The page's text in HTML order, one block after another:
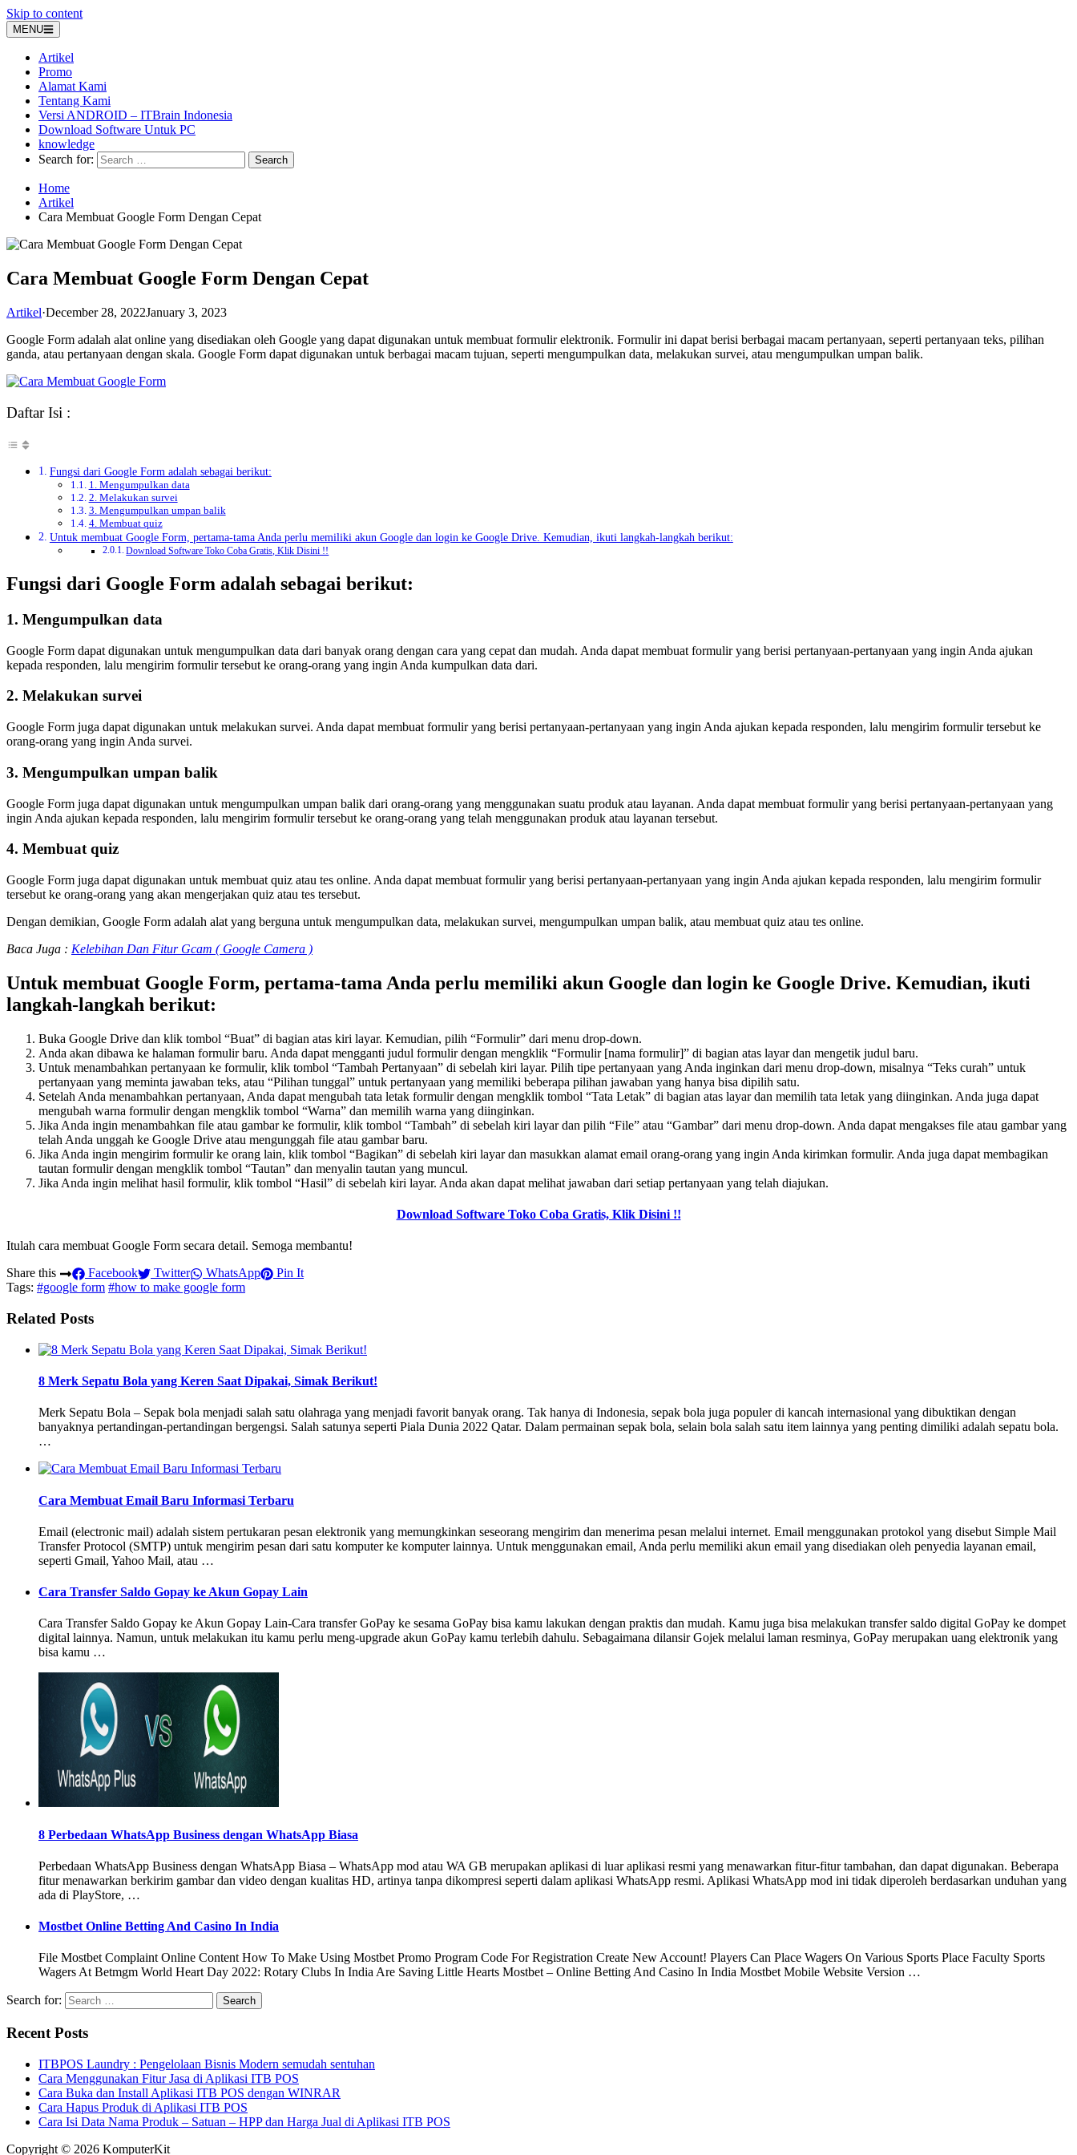
Skip to content
MENU
Artikel
Promo
Alamat Kami
Tentang Kami
Versi ANDROID – ITBrain Indonesia
Download Software Untuk PC
knowledge
Search for:
Home
Artikel
Cara Membuat Google Form Dengan Cepat
Cara Membuat Google Form Dengan Cepat
Artikel·December 28, 2022January 3, 2023
Google Form adalah alat online yang disediakan oleh Google yang dapat digunakan untuk membuat formulir elektronik. Formulir ini dapat berisi berbagai macam pertanyaan, seperti pertanyaan teks, pilihan
ganda, atau pertanyaan dengan skala. Google Form dapat digunakan untuk berbagai macam tujuan, seperti mengumpulkan data, melakukan survei, atau mengumpulkan umpan balik.
Daftar Isi :
Fungsi dari Google Form adalah sebagai berikut:
1. Mengumpulkan data
2. Melakukan survei
3. Mengumpulkan umpan balik
4. Membuat quiz
Untuk membuat Google Form, pertama-tama Anda perlu memiliki akun Google dan login ke Google Drive. Kemudian, ikuti langkah-langkah berikut:
Download Software Toko Coba Gratis, Klik Disini !!
Fungsi dari Google Form adalah sebagai berikut:
1. Mengumpulkan data
Google Form dapat digunakan untuk mengumpulkan data dari banyak orang dengan cara yang cepat dan mudah. Anda dapat membuat formulir yang berisi pertanyaan-pertanyaan yang ingin Anda ajukan
kepada responden, lalu mengirim formulir tersebut ke orang-orang yang ingin Anda kumpulkan data dari.
2. Melakukan survei
Google Form juga dapat digunakan untuk melakukan survei. Anda dapat membuat formulir yang berisi pertanyaan-pertanyaan yang ingin Anda ajukan kepada responden, lalu mengirim formulir tersebut ke
orang-orang yang ingin Anda survei.
3. Mengumpulkan umpan balik
Google Form juga dapat digunakan untuk mengumpulkan umpan balik dari orang-orang yang menggunakan suatu produk atau layanan. Anda dapat membuat formulir yang berisi pertanyaan-pertanyaan yang
ingin Anda ajukan kepada responden, lalu mengirim formulir tersebut ke orang-orang yang telah menggunakan produk atau layanan tersebut.
4. Membuat quiz
Google Form juga dapat digunakan untuk membuat quiz atau tes online. Anda dapat membuat formulir yang berisi pertanyaan-pertanyaan yang ingin Anda ajukan kepada responden, lalu mengirim formulir
tersebut ke orang-orang yang akan mengerjakan quiz atau tes tersebut.
Dengan demikian, Google Form adalah alat yang berguna untuk mengumpulkan data, melakukan survei, mengumpulkan umpan balik, atau membuat quiz atau tes online.
Baca Juga : Kelebihan Dan Fitur Gcam ( Google Camera )
Untuk membuat Google Form, pertama-tama Anda perlu memiliki akun Google dan login ke Google Drive. Kemudian, ikuti
langkah-langkah berikut:
Buka Google Drive dan klik tombol “Buat” di bagian atas kiri layar. Kemudian, pilih “Formulir” dari menu drop-down.
Anda akan dibawa ke halaman formulir baru. Anda dapat mengganti judul formulir dengan mengklik “Formulir [nama formulir]” di bagian atas layar dan mengetik judul baru.
Untuk menambahkan pertanyaan ke formulir, klik tombol “Tambah Pertanyaan” di sebelah kiri layar. Pilih tipe pertanyaan yang Anda inginkan dari menu drop-down, misalnya “Teks curah” untuk
pertanyaan yang meminta jawaban teks, atau “Pilihan tunggal” untuk pertanyaan yang memiliki beberapa pilihan jawaban yang hanya bisa dipilih satu.
Setelah Anda menambahkan pertanyaan, Anda dapat mengubah tata letak formulir dengan mengklik tombol “Tata Letak” di bagian atas layar dan memilih tata letak yang diinginkan. Anda juga dapat
mengubah warna formulir dengan mengklik tombol “Warna” dan memilih warna yang diinginkan.
Jika Anda ingin menambahkan file atau gambar ke formulir, klik tombol “Tambah” di sebelah kiri layar dan pilih “File” atau “Gambar” dari menu drop-down. Anda dapat mengakses file atau gambar yang
telah Anda unggah ke Google Drive atau mengunggah file atau gambar baru.
Jika Anda ingin mengirim formulir ke orang lain, klik tombol “Bagikan” di sebelah kiri layar dan masukkan alamat email orang-orang yang ingin Anda kirimkan formulir. Anda juga dapat membagikan
tautan formulir dengan mengklik tombol “Tautan” dan menyalin tautan yang muncul.
Jika Anda ingin melihat hasil formulir, klik tombol “Hasil” di sebelah kiri layar. Anda akan dapat melihat jawaban dari setiap pertanyaan yang telah diajukan.
Download Software Toko Coba Gratis, Klik Disini !!
Itulah cara membuat Google Form secara detail. Semoga membantu!
Share this
Facebook Twitter WhatsApp
Pin It
Tags: #google form #how to make google form
Related Posts
8 Merk Sepatu Bola yang Keren Saat Dipakai, Simak Berikut!
Merk Sepatu Bola – Sepak bola menjadi salah satu olahraga yang menjadi favorit banyak orang. Tak hanya di Indonesia, sepak bola juga populer di kancah internasional yang dibuktikan dengan
banyaknya pertandingan-pertandingan bergengsi. Salah satunya seperti Piala Dunia 2022 Qatar. Dalam permainan sepak bola, selain bola salah satu item lainnya yang penting dimiliki adalah sepatu bola.
…
Cara Membuat Email Baru Informasi Terbaru
Email (electronic mail) adalah sistem pertukaran pesan elektronik yang memungkinkan seseorang mengirim dan menerima pesan melalui internet. Email menggunakan protokol yang disebut Simple Mail
Transfer Protocol (SMTP) untuk mengirim pesan dari satu komputer ke komputer lainnya. Untuk menggunakan email, Anda perlu memiliki akun email yang disediakan oleh penyedia layanan email,
seperti Gmail, Yahoo Mail, atau …
Cara Transfer Saldo Gopay ke Akun Gopay Lain
Cara Transfer Saldo Gopay ke Akun Gopay Lain-Cara transfer GoPay ke sesama GoPay bisa kamu lakukan dengan praktis dan mudah. Kamu juga bisa melakukan transfer saldo digital GoPay ke dompet
digital lainnya. Namun, untuk melakukan itu kamu perlu meng-upgrade akun GoPay kamu terlebih dahulu. Sebagaimana dilansir Gojek melalui laman resminya, GoPay merupakan uang elektronik yang
bisa kamu …
8 Perbedaan WhatsApp Business dengan WhatsApp Biasa
Perbedaan WhatsApp Business dengan WhatsApp Biasa – WhatsApp mod atau WA GB merupakan aplikasi di luar aplikasi resmi yang menawarkan fitur-fitur tambahan, dan dapat digunakan. Beberapa
fitur menawarkan berkirim gambar dan video dengan kualitas HD, artinya tanpa dikompresi seperti dalam aplikasi WhatsApp resmi. Aplikasi WhatsApp mod ini tidak diperoleh berdasarkan unduhan yang
ada di PlayStore, …
Mostbet Online Betting And Casino In India
File Mostbet Complaint Online Content How To Make Using Mostbet Promo Program Code For Registration Create New Account! Players Can Place Wagers On Various Sports Place Faculty Sports
Wagers At Betmgm World Heart Day 2022: Rotary Clubs In India Are Saving Little Hearts Mostbet – Online Betting And Casino In India Mostbet Mobile Website Version …
Search for:
Recent Posts
ITBPOS Laundry : Pengelolaan Bisnis Modern semudah sentuhan
Cara Menggunakan Fitur Jasa di Aplikasi ITB POS
Cara Buka dan Install Aplikasi ITB POS dengan WINRAR
Cara Hapus Produk di Aplikasi ITB POS
Cara Isi Data Nama Produk – Satuan – HPP dan Harga Jual di Aplikasi ITB POS
Copyright © 2026 KomputerKit